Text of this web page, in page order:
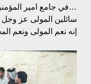
سائلين المولى عز وجل
إنه نعم المولى ونعم